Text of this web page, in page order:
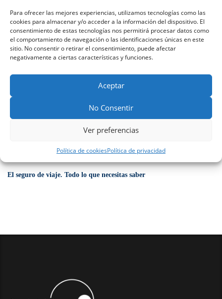
Para ofrecer las mejores experiencias, utilizamos tecnologías como las
cookies para almacenar y/o acceder a la información del dispositivo. El
consentimiento de estas tecnologías nos permitirá procesar datos como
el comportamiento de navegación o las identificaciones únicas en este
sitio. No consentir o retirar el consentimiento, puede afectar
negativamente a ciertas características y funciones.
Aceptar
No Consentir
Ver preferencias
Política de cookiesPolítica de privacidad
contactar
Todo sobre la baja laboral para autónomos
El seguro de viaje. Todo lo que necesitas saber